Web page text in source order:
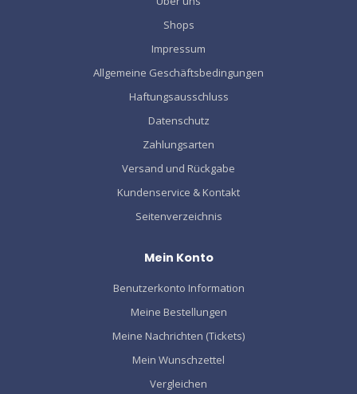
Shops
Impressum
Allgemeine Geschäftsbedingungen
Haftungsausschluss
Datenschutz
Zahlungsarten
Versand und Rückgabe
Kundenservice & Kontakt
Seitenverzeichnis
Mein Konto
Benutzerkonto Information
Meine Bestellungen
Meine Nachrichten (Tickets)
Mein Wunschzettel
Vergleichen